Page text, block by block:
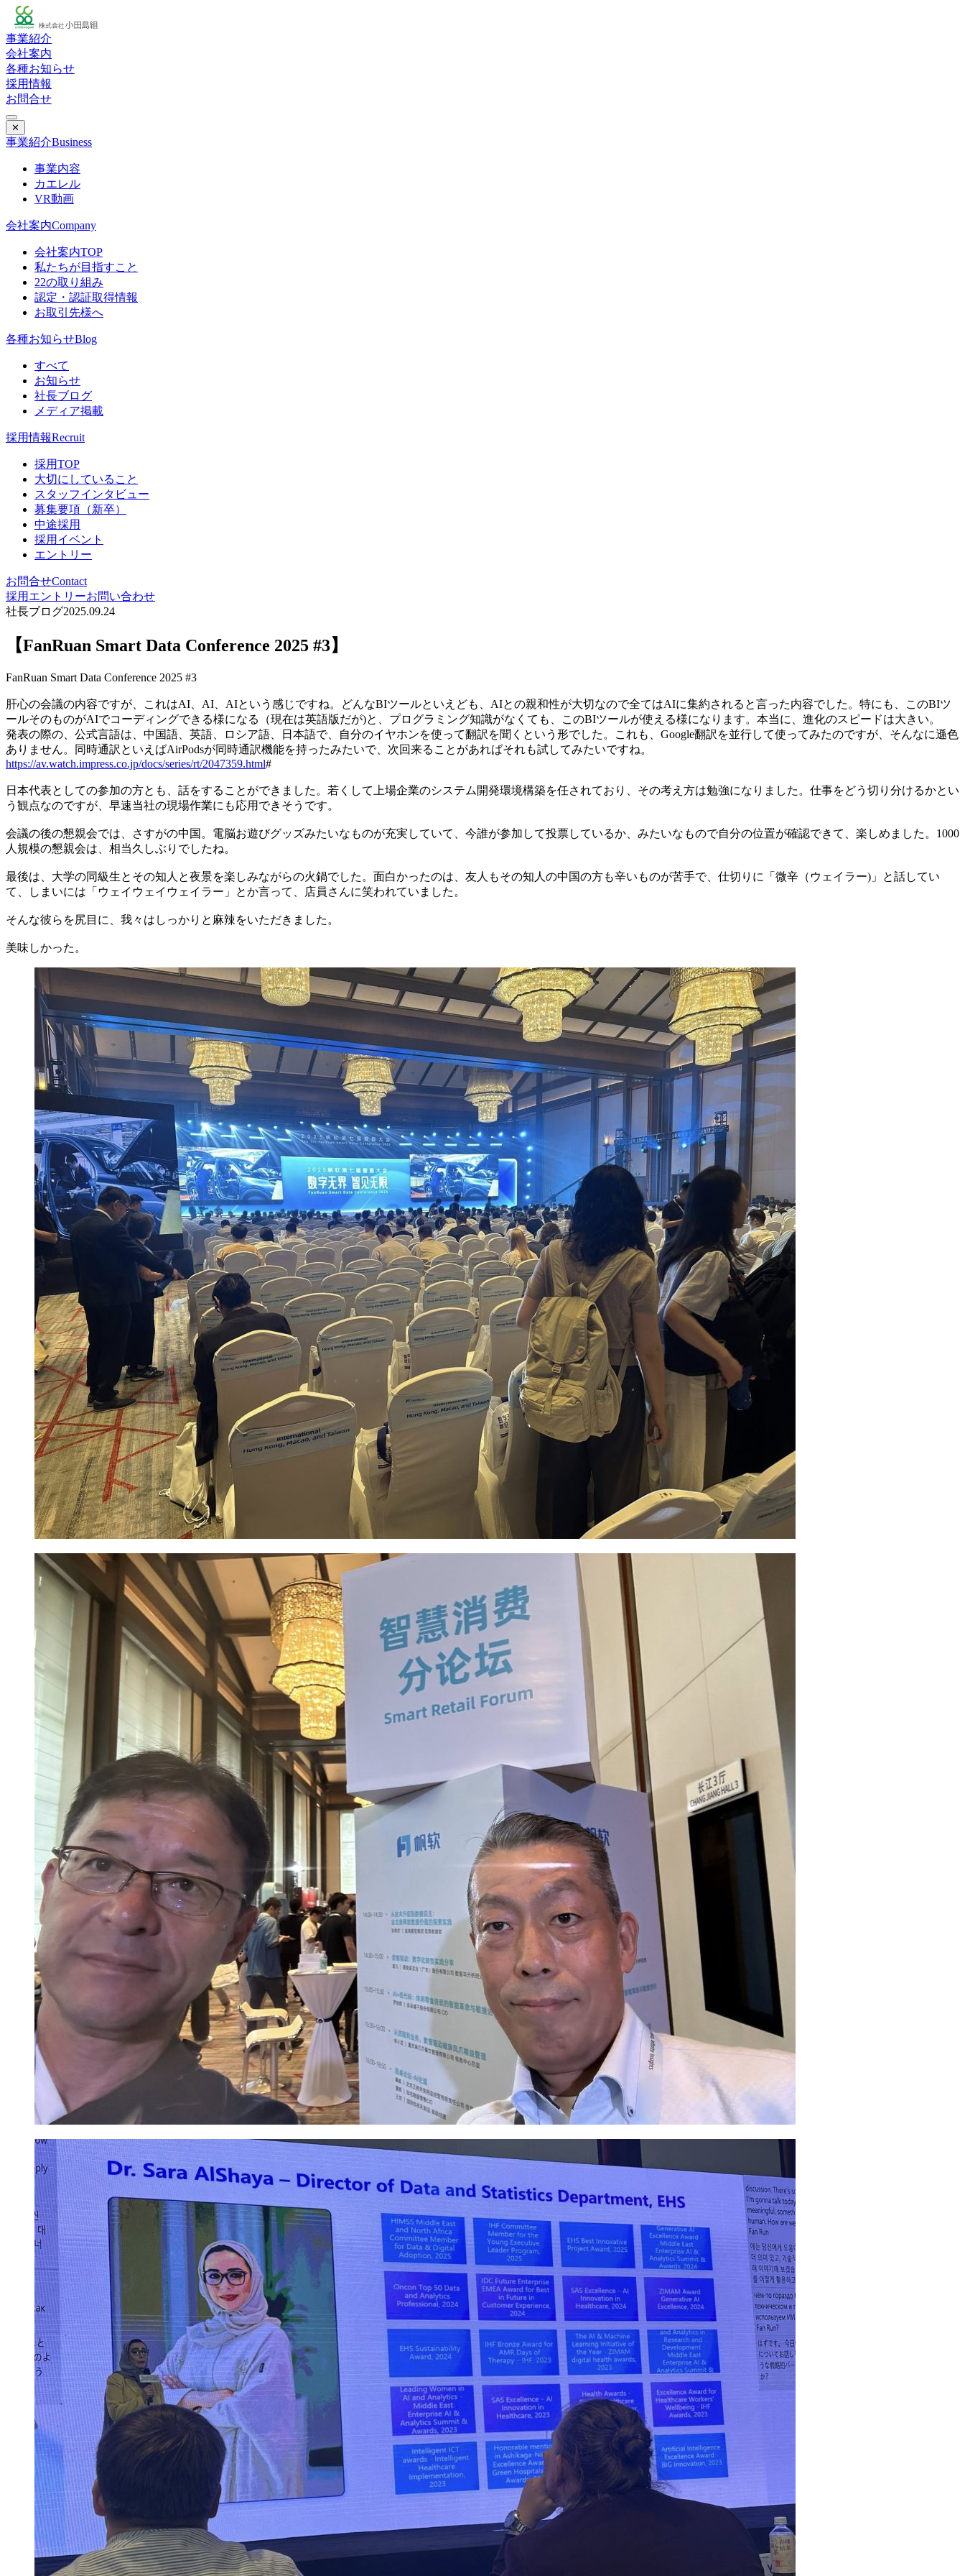
事業紹介
会社案内
各種お知らせ
採用情報
お問合せ
✕
事業紹介Business
事業内容
カエレル
VR動画
会社案内Company
会社案内TOP
私たちが目指すこと
22の取り組み
認定・認証取得情報
お取引先様へ
各種お知らせBlog
すべて
お知らせ
社長ブログ
メディア掲載
採用情報Recruit
採用TOP
大切にしていること
スタッフインタビュー
募集要項（新卒）
中途採用
採用イベント
エントリー
お問合せContact
採用エントリーお問い合わせ
社長ブログ2025.09.24
【FanRuan Smart Data Conference 2025 #3】
FanRuan Smart Data Conference 2025 #3
肝心の会議の内容ですが、これはAI、AI、AIという感じですね。どんなBIツールといえども、AIとの親和性が大切なので全てはAIに集約されると言った内容でした。特にも、このBIツ
ールそのものがAIでコーディングできる様になる（現在は英語版だが)と、プログラミング知識がなくても、このBIツールが使える様になります。本当に、進化のスピードは大きい。
発表の際の、公式言語は、中国語、英語、ロシア語、日本語で、自分のイヤホンを使って翻訳を聞くという形でした。これも、Google翻訳を並行して使ってみたのですが、そんなに遜色
ありません。同時通訳といえばAirPodsが同時通訳機能を持ったみたいで、次回来ることがあればそれも試してみたいですね。
https://av.watch.impress.co.jp/docs/series/rt/2047359.html#
日本代表としての参加の方とも、話をすることができました。若くして上場企業のシステム開発環境構築を任されており、その考え方は勉強になりました。仕事をどう切り分けるかとい
う観点なのですが、早速当社の現場作業にも応用できそうです。
会議の後の懇親会では、さすがの中国。電脳お遊びグッズみたいなものが充実していて、今誰が参加して投票しているか、みたいなもので自分の位置が確認できて、楽しめました。1000
人規模の懇親会は、相当久しぶりでしたね。
最後は、大学の同級生とその知人と夜景を楽しみながらの火鍋でした。面白かったのは、友人もその知人の中国の方も辛いものが苦手で、仕切りに「微辛（ウェイラー)」と話してい
て、しまいには「ウェイウェイウェイラー」とか言って、店員さんに笑われていました。
そんな彼らを尻目に、我々はしっかりと麻辣をいただきました。
美味しかった。